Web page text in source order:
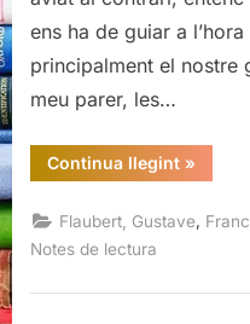
ens ha de guiar a
principalment el nostre
meu parer, les…
Continua llegint“Trois
contes,
»
Flaubert, Gustave
Notes de lectura